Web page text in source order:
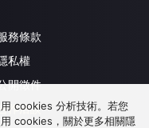
務條款
私權
開徵件
作洽談
cookies 分析技術。若您
cookies，關於更多相關隱